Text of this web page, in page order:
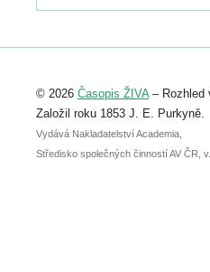
Registrovat se můžete do 6.
abstraktu přihlášené
posteru je už 30. června.
© 2026 Časopis ŽIVA– Rozhled
Založil roku 1853 J. E. Purkyně.
Vydává Nakladatelství Academia,
Středisko společných činností AV ČR,